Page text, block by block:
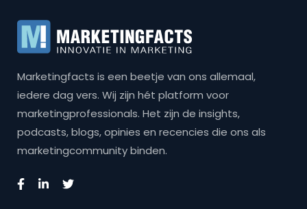
Marketingfacts is een beetje van ons allemaal,
iedere dag vers. Wij zijn hét platform voor
marketingprofessionals. Het zijn de insights,
podcasts, blogs, opinies en recencies die ons als
marketingcommunity binden.